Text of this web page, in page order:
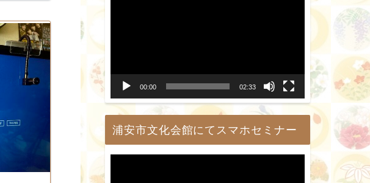
00:00 02:33
浦安市文化会館にてスマホセミナー